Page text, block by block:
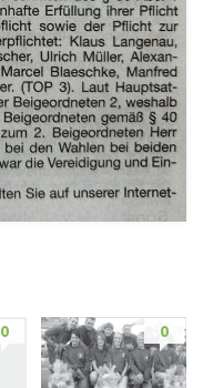
0 0